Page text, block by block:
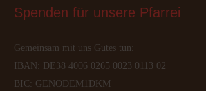
Spenden für unsere Pfarrei
Gemeinsam mit uns Gutes tun:
IBAN: DE38 4006 0265 0023 0113 02
BIC: GENODEM1DKM